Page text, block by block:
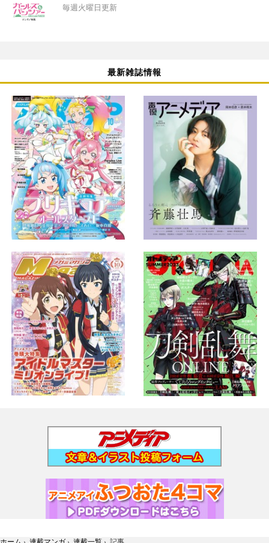
毎週火曜日更新
最新雑誌情報
ホーム › 連載マンガ › 連載一覧 ›